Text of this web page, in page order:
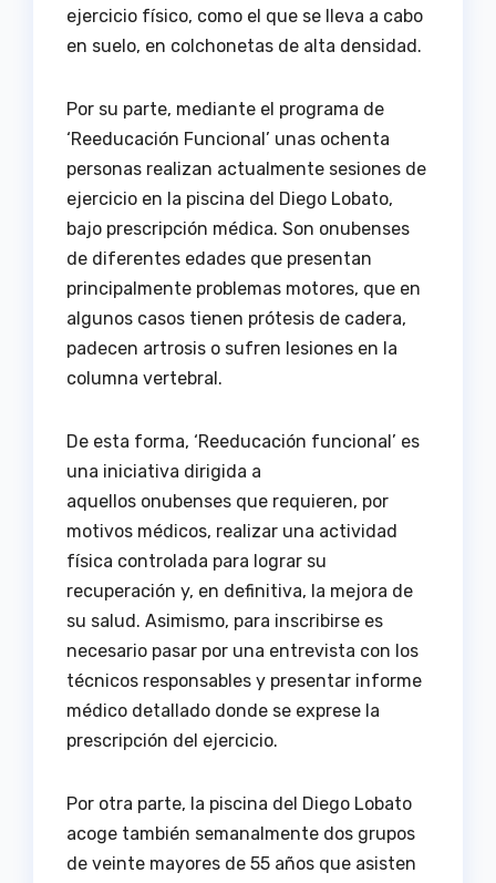
ejercicio físico, como el que se lleva a cabo
en suelo, en colchonetas de alta densidad.
Por su parte, mediante el programa de
‘Reeducación Funcional’ unas ochenta
personas realizan actualmente sesiones de
ejercicio en la piscina del Diego Lobato,
bajo prescripción médica. Son onubenses
de diferentes edades que presentan
principalmente problemas motores, que en
algunos casos tienen prótesis de cadera,
padecen artrosis o sufren lesiones en la
columna vertebral.
De esta forma, ‘Reeducación funcional’ es
una iniciativa dirigida a
aquellos onubenses que requieren, por
motivos médicos, realizar una actividad
física controlada para lograr su
recuperación y, en definitiva, la mejora de
su salud. Asimismo, para inscribirse es
necesario pasar por una entrevista con los
técnicos responsables y presentar informe
médico detallado donde se exprese la
prescripción del ejercicio.
Por otra parte, la piscina del Diego Lobato
acoge también semanalmente dos grupos
de veinte mayores de 55 años que asisten